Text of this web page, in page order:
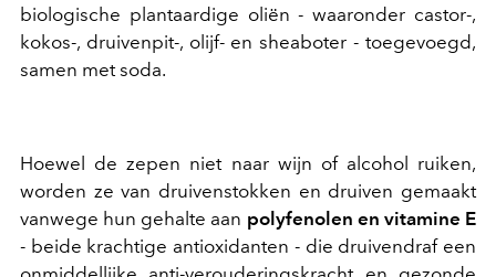
biologische plantaardige oliën - waaronder castor-,
kokos-, druivenpit-, olijf- en sheaboter - toegevoegd,
samen met soda.
Hoewel de zepen niet naar wijn of alcohol ruiken,
worden ze van druivenstokken en druiven gemaakt
vanwege hun gehalte aan polyfenolen en vitamine E
- beide krachtige antioxidanten - die druivendraf een